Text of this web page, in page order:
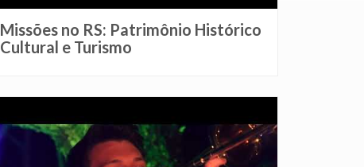
Missões no RS: Patrimônio Histórico
Cultural e Turismo